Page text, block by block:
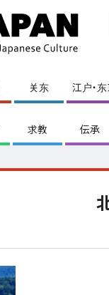
关东 江户・
求教 伝承